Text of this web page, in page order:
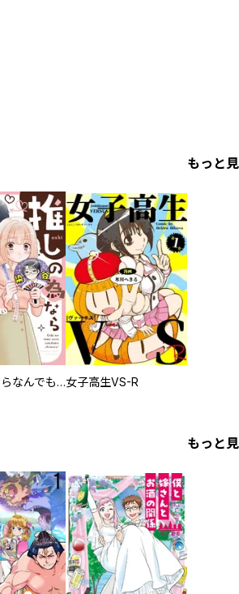
もっと
推しの為ならなんでもします！女子高生VS-R
もっと